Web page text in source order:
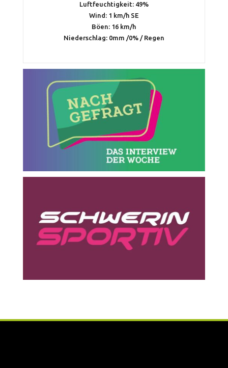
Luftfeuchtigkeit: 49%
Wind: 1 km/h SE
Böen: 16 km/h
Niederschlag: 0mm /0%/ Regen